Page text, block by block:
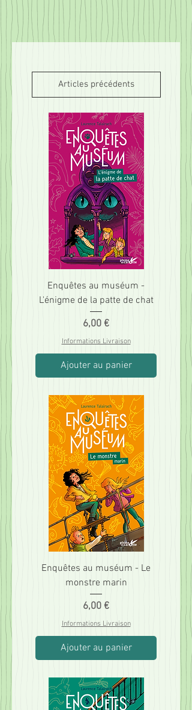
Articles précédents
Enquêtes au muséum -
L'énigme de la patte de chat
Prix
6,00 €
Informations Livraison
Ajouter au panier
Enquêtes au muséum - Le
monstre marin
Prix
6,00 €
Informations Livraison
Ajouter au panier